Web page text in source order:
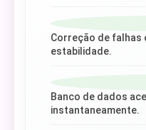
Correção de falhas
estabilidade.
Banco de dados
instantaneamente.